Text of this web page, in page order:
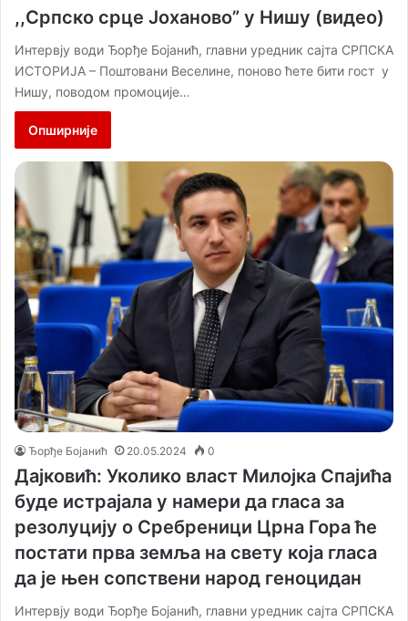
,,Српско срце Јоханово” у Нишу (видео)
Интервју води Ђорђе Бојанић, главни уредник сајта СРПСКА
ИСТОРИЈА – Поштовани Веселине, поново ћете бити гост у
Нишу, поводом промоције…
Опширније
Ђорђе Бојанић 20.05.2024 0
Дајковић: Уколико власт Милојка Спајића
буде истрајала у намери да гласа за
резолуцију о Сребреници Црна Гора ће
постати прва земља на свету која гласа
да је њен сопствени народ геноцидан
Интервју води Ђорђе Бојанић, главни уредник сајта СРПСКА